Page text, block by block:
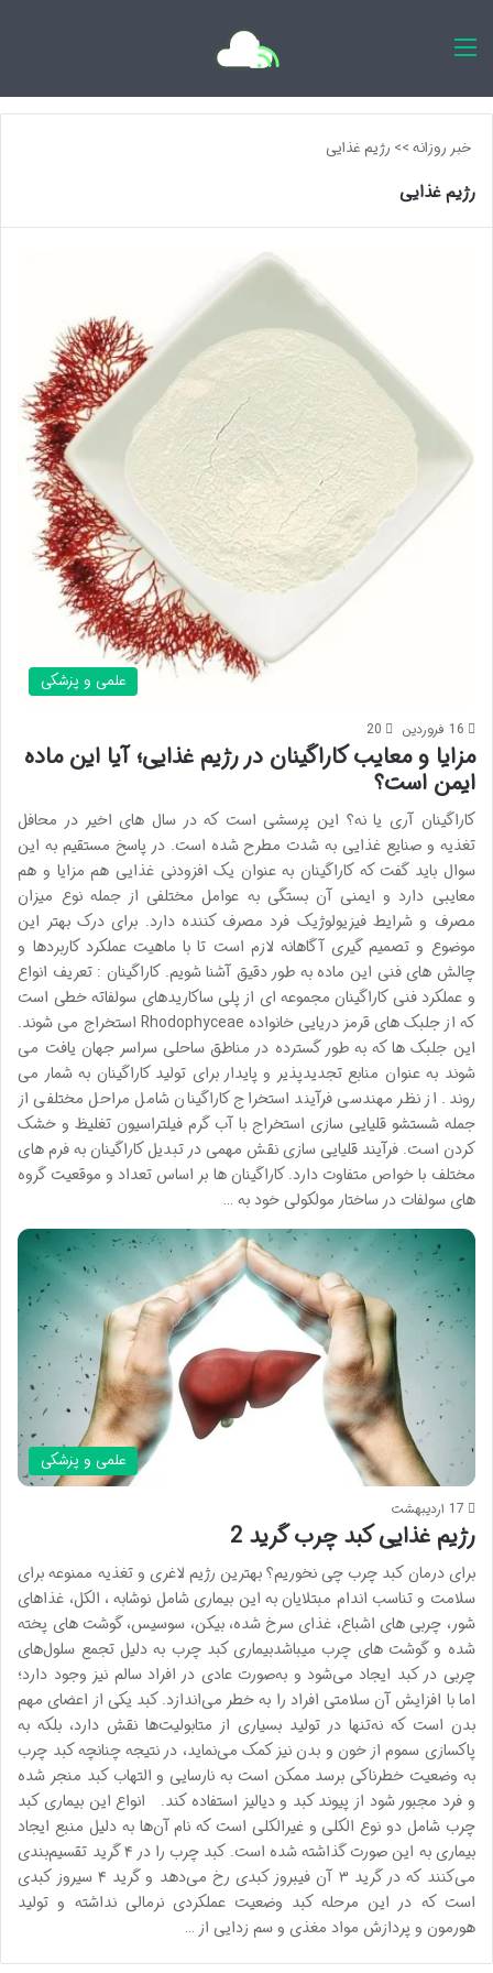
خبر روزانه>> رژیم غذایی
رژیم غذایی
علمی و پزشکی
16 فروردین 20
مزایا و معایب کاراگینان در رژیم غذایی؛ آیا این ماده
ایمن است؟
کاراگینان آری یا نه؟ این پرسشی است که در سال های اخیر در محافل
تغذیه و صنایع غذایی به شدت مطرح شده است. در پاسخ مستقیم به این
سوال باید گفت که کاراگینان به عنوان یک افزودنی غذایی هم مزایا و هم
معایبی دارد و ایمنی آن بستگی به عوامل مختلفی از جمله نوع میزان
مصرف و شرایط فیزیولوژیک فرد مصرف کننده دارد. برای درک بهتر این
موضوع و تصمیم گیری آگاهانه لازم است تا با ماهیت عملکرد کاربردها و
چالش های فنی این ماده به طور دقیق آشنا شویم. کاراگینان : تعریف انواع
و عملکرد فنی کاراگینان مجموعه ای از پلی ساکاریدهای سولفاته خطی است
که از جلبک های قرمز دریایی خانواده Rhodophyceae استخراج می شوند.
این جلبک ها که به طور گسترده در مناطق ساحلی سراسر جهان یافت می
شوند به عنوان منابع تجدیدپذیر و پایدار برای تولید کاراگینان به شمار می
روند. از نظر مهندسی فرآیند استخراج کاراگینان شامل مراحل مختلفی از
جمله شستشو قلیایی سازی استخراج با آب گرم فیلتراسیون تغلیظ و خشک
کردن است. فرآیند قلیایی سازی نقش مهمی در تبدیل کاراگینان به فرم های
مختلف با خواص متفاوت دارد. کاراگینان ها بر اساس تعداد و موقعیت گروه
های سولفات در ساختار مولکولی خود به …
علمی و پزشکی
17 اردیبهشت
رژیم غذایی کبد چرب گرید 2
برای درمان کبد چرب چی نخوریم؟ بهترین رژیم لاغری و تغذیه ممنوعه برای
سلامت و تناسب اندام مبتلایان به این بیماری شامل نوشابه ، الکل، غذاهای
شور، چربی های اشباع، غذای سرخ شده، بیکن، سوسیس، گوشت های پخته
شده و گوشت های چرب میباشدبیماری کبد چرب به دلیل تجمع سلول‌های
چربی در کبد ایجاد می‌شود و به‌صورت عادی در افراد سالم نیز وجود دارد؛
اما با افزایش آن سلامتی افراد را به خطر می‌اندازد. کبد یکی از اعضای مهم
بدن است که نه‌تنها در تولید بسیاری از متابولیت‌ها نقش دارد، بلکه به
پاکسازی سموم از خون و بدن نیز کمک می‌نماید، در نتیجه چنانچه کبد چرب
به وضعیت خطرناکی برسد ممکن است به نارسایی و التهاب کبد منجر شده
و فرد مجبور شود از پیوند کبد و دیالیز استفاده کند. انواع این بیماری کبد
چرب شامل دو نوع الکلی و غیرالکلی است که نام آن‌ها به دلیل منبع ایجاد
بیماری به این صورت گذاشته شده است. کبد چرب را در ۴ گرید تقسیم‌بندی
می‌کنند که در گرید ۳ آن فیبروز کبدی رخ می‌دهد و گرید ۴ سیروز کبدی
است که در این مرحله کبد وضعیت عملکردی نرمالی نداشته و تولید
هورمون و پردازش مواد مغذی و سم زدایی از …